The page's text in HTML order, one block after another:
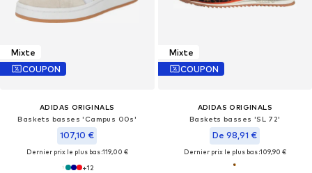
Mixte
COUPON
ADIDAS ORIGINALS
Baskets basses 'Campus 00s'
107,10 €
Dernier prix le plus bas :119,00 €
+12
Mixte
COUPON
ADIDAS ORIGINALS
Baskets basses 'SL 72'
De 98,91 €
Dernier prix le plus bas :109,90 €